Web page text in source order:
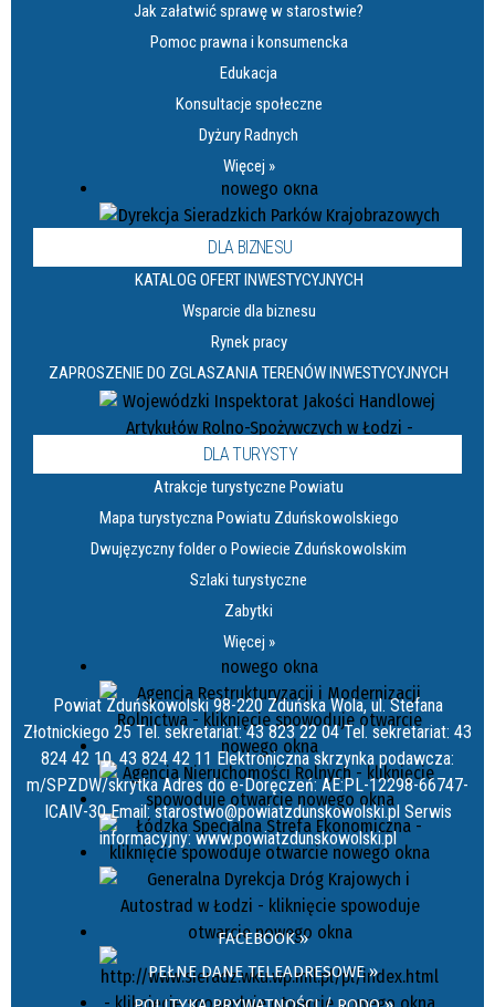
Jak załatwić sprawę w starostwie?
Pomoc prawna i konsumencka
Edukacja
Konsultacje społeczne
Dyżury Radnych
Więcej »
DLA BIZNESU
KATALOG OFERT INWESTYCYJNYCH
Wsparcie dla biznesu
Rynek pracy
ZAPROSZENIE DO ZGLASZANIA TERENÓW INWESTYCYJNYCH
DLA TURYSTY
Atrakcje turystyczne Powiatu
Mapa turystyczna Powiatu Zduńskowolskiego
Dwujęzyczny folder o Powiecie Zduńskowolskim
Szlaki turystyczne
Zabytki
Więcej »
Powiat Zduńskowolski 98-220 Zduńska Wola, ul. Stefana
Złotnickiego 25 Tel. sekretariat: 43 823 22 04 Tel. sekretariat: 43
824 42 10, 43 824 42 11 Elektroniczna skrzynka podawcza:
m/SPZDW/skrytka Adres do e-Doręczeń: AE:PL-12298-66747-
ICAIV-30 Email: starostwo@powiatzdunskowolski.pl Serwis
informacyjny: www.powiatzdunskowolski.pl
FACEBOOK »
PEŁNE DANE TELEADRESOWE »